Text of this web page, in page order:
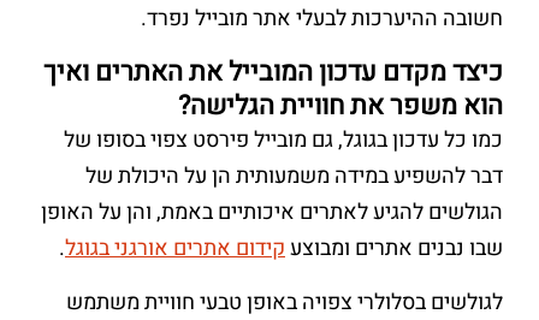
חשובה ההיערכות לבעלי אתר מובייל נפרד.
כיצד מקדם עדכון המובייל את האתרים ואיך
הוא משפר את חוויית הגלישה?
כמו כל עדכון בגוגל, גם מובייל פירסט צפוי בסופו של
דבר להשפיע במידה משמעותית הן על היכולת של
הגולשים להגיע לאתרים איכותיים באמת, והן על האופן
שבו נבנים אתרים ומבוצעקידום אתרים אורגני בגוגל.
לגולשים בסלולרי צפויה באופן טבעי חוויית משתמש